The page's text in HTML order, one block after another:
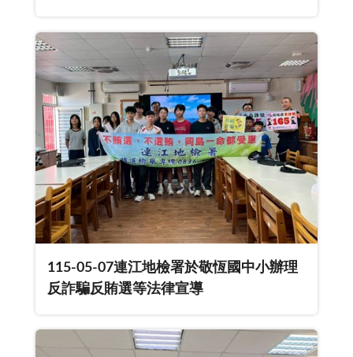
115-05-07連江地檢署於敬恆國中小辦理
反詐騙反賄選等法律宣導